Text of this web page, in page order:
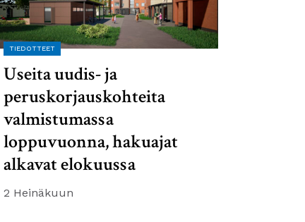
TIEDOTTEET
Useita uudis- ja
peruskorjauskohteita
valmistumassa
loppuvuonna, hakuajat
alkavat elokuussa
2 Heinäkuun